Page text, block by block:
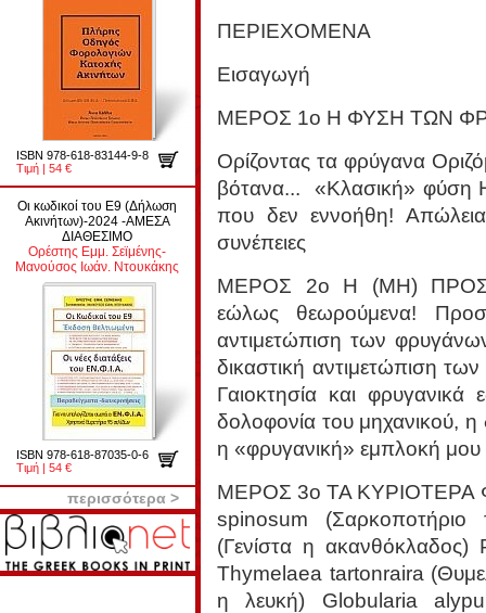
ISBN 978-618-83144-9-8
Τιμή | 54 €
Οι κωδικοί του Ε9 (Δήλωση
Ακινήτων)-2024 -ΑΜΕΣΑ
ΔΙΑΘΕΣΙΜΟ
Ορέστης Εμμ. Σεϊμένης-
Μανούσος Ιωάν. Ντουκάκης
ISBN 978-618-87035-0-6
Τιμή | 54 €
περισσότερα >
ΠΕΡΙΕΧΟΜΕΝΑ
Εισαγωγή
ΜΕΡΟΣ 1ο Η ΦΥΣΗ ΤΩΝ
Ορίζοντας τα φρύγανα
βότανα... «Κλασική» φύση
που δεν εννοήθη!
συνέπειες
ΜΕΡΟΣ 2ο Η (ΜΗ)
εώλως θεωρούμενα!
αντιμετώπιση των
δικαστική αντιμετώπιση
Γαιοκτησία και
δολοφονία του μηχανικού,
η «φρυγανική» εμπλοκή μου
ΜΕΡΟΣ 3ο ΤΑ ΚΥΡΙΟΤΕΡΑ
spinosum
(Γενίστα η
Thymelaea tartonraira
η λευκή) Globularia